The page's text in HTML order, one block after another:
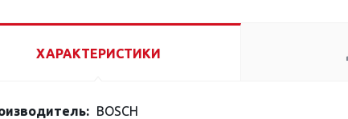
ХАРАКТЕРИСТИКИ
BOSCH